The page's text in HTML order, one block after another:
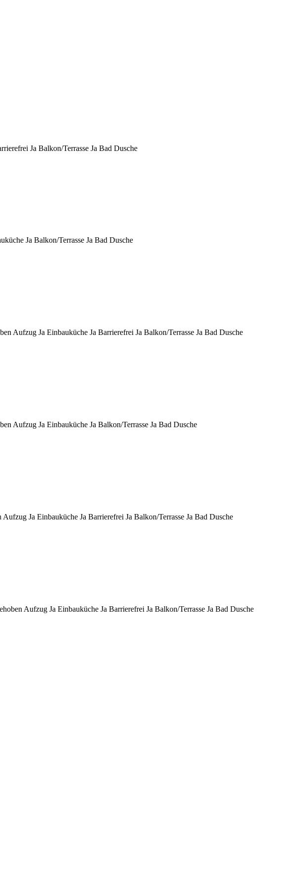
Ja Balkon/Terrasse Ja Bad Dusche
Ja Balkon/Terrasse Ja Bad Dusche
Aufzug Ja Einbauküche Ja Barrierefrei Ja Balkon/Terrasse Ja Bad Dusche
Aufzug Ja Einbauküche Ja Balkon/Terrasse Ja Bad Dusche
Aufzug Ja Einbauküche Ja Barrierefrei Ja Balkon/Terrasse Ja Bad Dusche
Aufzug Ja Einbauküche Ja Barrierefrei Ja Balkon/Terrasse Ja Bad Dusche